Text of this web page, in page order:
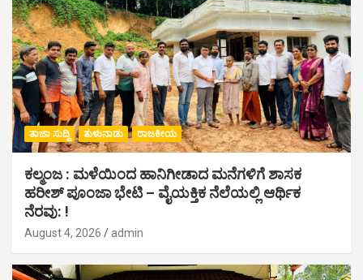
ತಾಜಾ ಸುದ್ದಿ ತುಳುನಾಡು ರಾಜಕೀಯ
ಕಲ್ಮಂಜ : ಮಳೆಯಿಂದ ಹಾನಿಗೀಡಾದ ಮನೆಗಳಿಗೆ ಶಾಸಕ
ಹರೀಶ್ ಪೂಂಜಾ ಭೇಟಿ – ವೈಯಕ್ತಿಕ ನೆಲೆಯಲ್ಲಿ ಆರ್ಥಿಕ‌
ನೆರವು: !
August 4, 2026 admin